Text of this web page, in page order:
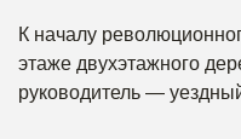
К началу
этаже двухэтажного
руководитель —